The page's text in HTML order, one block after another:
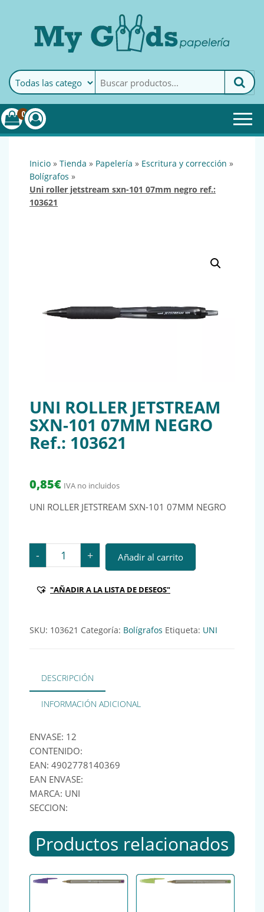
MyGoods · PapeleríaMy Goods es tu papelería
online de confianza. Podrás
encontrar todo lo necesario
0
inicio » tienda » papelería » escritura y corrección »
bolígrafos »
uni roller jetstream sxn-101 07mm negro ref.:
103621
UNI ROLLER JETSTREAM
SXN-101 07MM NEGRO
Ref.: 103621
0,85€ IVA no incluidos
UNI ROLLER JETSTREAM SXN-101 07MM NEGRO
- UNI ROLLER JETSTREAM SXN-101 07MM NEGRO
+ Añadir al carrito
"AÑADIR A LA LISTA DE DESEOS"
SKU: 103621 Categoría: Bolígrafos Etiqueta: UNI
DESCRIPCIÓN
INFORMACIÓN ADICIONAL
ENVASE: 12
CONTENIDO:
EAN: 4902778140369
EAN ENVASE:
MARCA: UNI
SECCION:
Productos relacionados